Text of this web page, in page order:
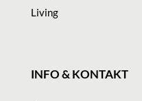
Living
INFO & KONTAKT